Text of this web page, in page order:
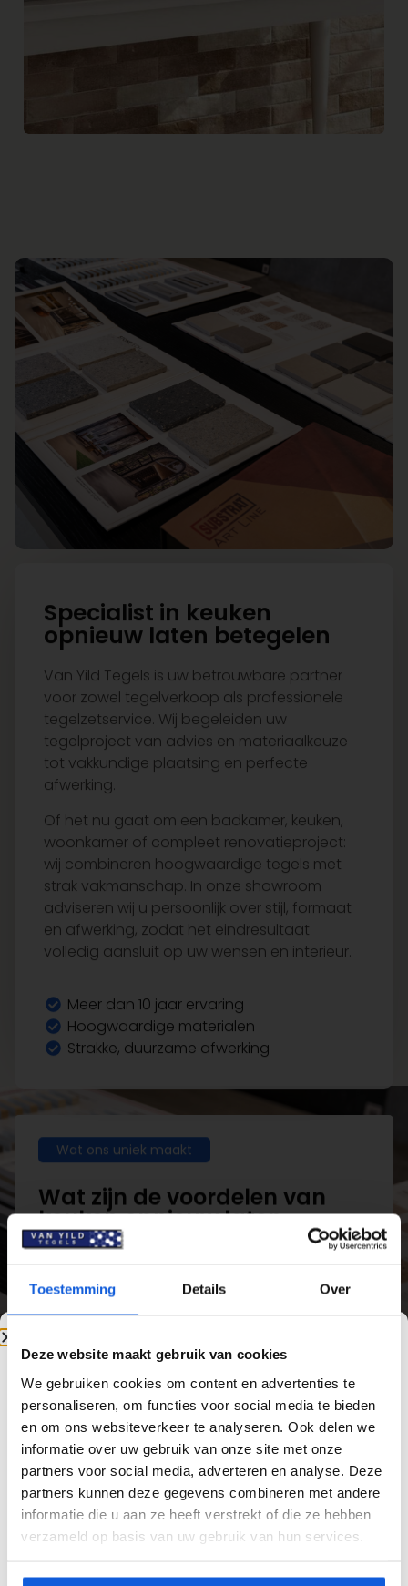
Toestemming Details Over
Deze website maakt gebruik van cookies
We gebruiken cookies om content en advertenties te
personaliseren, om functies voor social media te bieden
en om ons websiteverkeer te analyseren. Ook delen we
informatie over uw gebruik van onze site met onze
partners voor social media, adverteren en analyse. Deze
partners kunnen deze gegevens combineren met andere
informatie die u aan ze heeft verstrekt of die ze hebben
verzameld op basis van uw gebruik van hun services.
opnieuw laten betegelen
Van Yild Tegels is uw betrouwbare partner
voor zowel tegelverkoop als professionele
tegelzetservice. Wij begeleiden uw
tegelproject van advies en materiaalkeuze
tot vakkundige plaatsing en perfecte
afwerking.
Of het nu gaat om een badkamer, keuken,
woonkamer of compleet renovatieproject:
wij combineren hoogwaardige tegels met
strak vakmanschap. In onze showroom
adviseren wij u persoonlijk over stijl, formaat
en afwerking, zodat het eindresultaat
volledig aansluit op uw wensen en interieur.
Hoogwaardige materialen
Strakke, duurzame afwerking
Wat ons uniek maakt
Wat zijn de voordelen van
keuken opnieuw laten
betegelen?
van eenkeuken
zorgt voor een strakke,
hygiënische en duurzame afwerking.
tegels, scheurvorming en vochtproblemen en
garandeert een resultaat dat jarenlang mooi
blijft.
Van Yild Tegels is dé specialist inkeuken
opnieuw laten betegelen. Wij werken met
hoogwaardige materialen, zorgen voor een
zorgvuldige voorbereiding van de ondergrond
en leveren een nauwkeurige afwerking. Zo
klopt én perfect aansluit bij uw interieur.